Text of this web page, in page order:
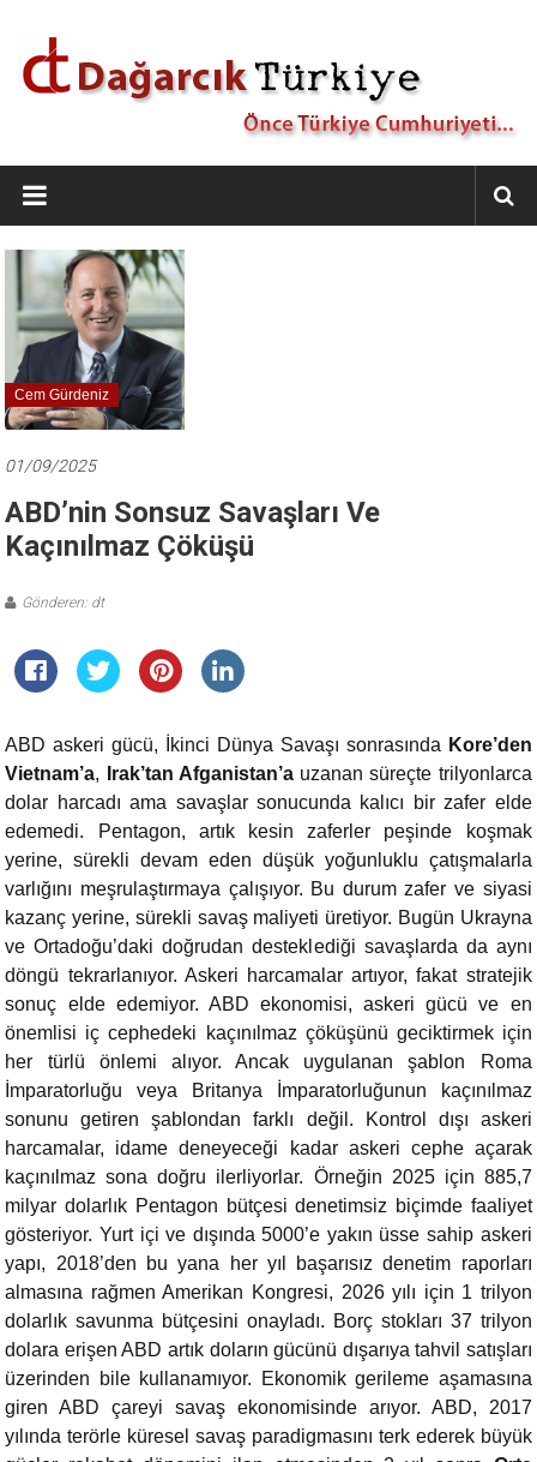
Dağarcık
Türkiye
Önce
Türkiye
Cumhuriyeti…
Cem Gürdeniz
01/09/2025
ABD’nin Sonsuz Savaşları Ve
Kaçınılmaz Çöküşü
Gönderen: dt
ABD askeri gücü, İkinci Dünya Savaşı sonrasında Kore’den
Vietnam’a, Irak’tan Afganistan’a uzanan süreçte trilyonlarca
dolar harcadı ama savaşlar sonucunda kalıcı bir zafer elde
edemedi. Pentagon, artık kesin zaferler peşinde koşmak
yerine, sürekli devam eden düşük yoğunluklu çatışmalarla
varlığını meşrulaştırmaya çalışıyor. Bu durum zafer ve siyasi
kazanç yerine, sürekli savaş maliyeti üretiyor. Bugün Ukrayna
ve Ortadoğu’daki doğrudan desteklediği savaşlarda da aynı
döngü tekrarlanıyor. Askeri harcamalar artıyor, fakat stratejik
sonuç elde edemiyor. ABD ekonomisi, askeri gücü ve en
önemlisi iç cephedeki kaçınılmaz çöküşünü geciktirmek için
her türlü önlemi alıyor. Ancak uygulanan şablon Roma
İmparatorluğu veya Britanya İmparatorluğunun kaçınılmaz
sonunu getiren şablondan farklı değil. Kontrol dışı askeri
harcamalar, idame deneyeceği kadar askeri cephe açarak
kaçınılmaz sona doğru ilerliyorlar. Örneğin 2025 için 885,7
milyar dolarlık Pentagon bütçesi denetimsiz biçimde faaliyet
gösteriyor. Yurt içi ve dışında 5000’e yakın üsse sahip askeri
yapı, 2018’den bu yana her yıl başarısız denetim raporları
almasına rağmen Amerikan Kongresi, 2026 yılı için 1 trilyon
dolarlık savunma bütçesini onayladı. Borç stokları 37 trilyon
dolara erişen ABD artık doların gücünü dışarıya tahvil satışları
üzerinden bile kullanamıyor. Ekonomik gerileme aşamasına
giren ABD çareyi savaş ekonomisinde arıyor. ABD, 2017
yılında terörle küresel savaş paradigmasını terk ederek büyük